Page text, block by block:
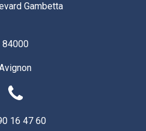
Gambetta
84000
16 47 60